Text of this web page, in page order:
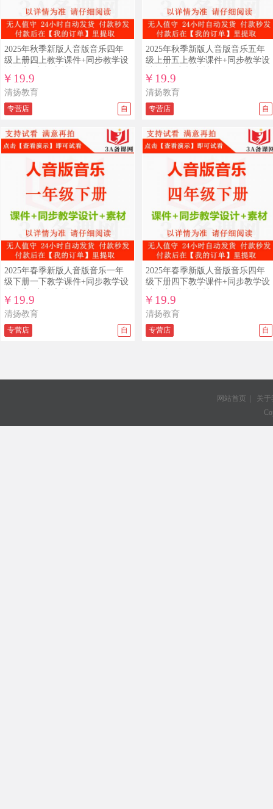
查看详情 查看演示
2025年秋季新版人音版音乐四年
级上册四上教学课件+同步教学设
￥19.9
清扬教育
专营店 自
查看详情 查看演示
2025年秋季新版人音版音乐五年
级上册五上教学课件+同步教学设
￥19.9
清扬教育
专营店 自
查看详情 查看演示
2025年春季新版人音版音乐一年
级下册一下教学课件+同步教学设
￥19.9
清扬教育
专营店 自
查看详情 查看演示
2025年春季新版人音版音乐四年
级下册四下教学课件+同步教学设
￥19.9
清扬教育
专营店 自
网站首页
关于